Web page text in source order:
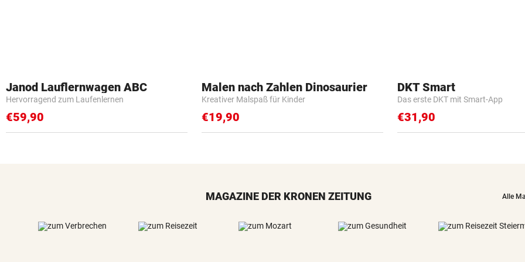
Janod Lauflernwagen ABC
Hervorragend zum Laufenlernen
€59,90
Malen nach Zahlen Dinosaurier
Kreativer Malspaß für Kinder
€19,90
DKT Smart
Das erste DKT mit Smart-App
€31,90
MAGAZINE DER KRONEN ZEITUNG Alle